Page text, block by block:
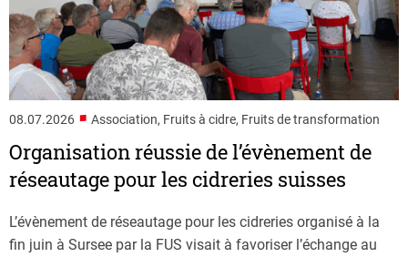
08.07.2026 ■ Association, Fruits à cidre, Fruits de transformation
Organisation réussie de l’évènement de
réseautage pour les cidreries suisses
L’évènement de réseautage pour les cidreries organisé à la
fin juin à Sursee par la FUS visait à favoriser l’échange au